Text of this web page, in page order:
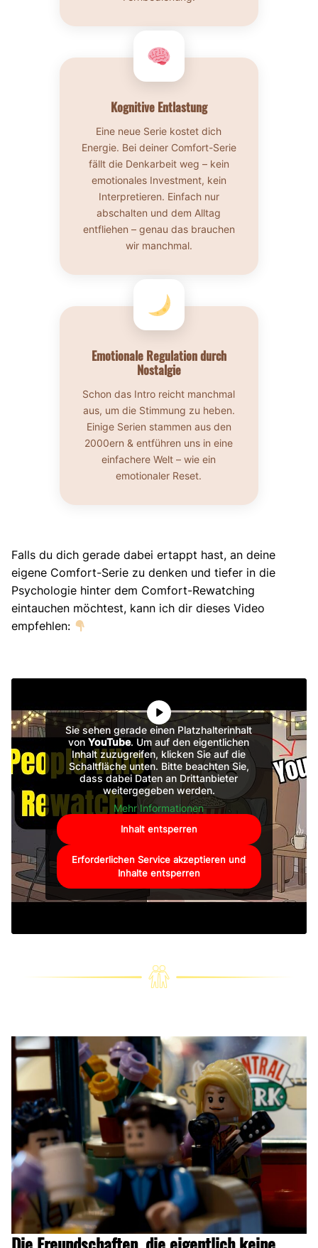
Kognitive Entlastung
Eine neue Serie kostet dich
Energie. Bei deiner Comfort-Serie
fällt die Denkarbeit weg – kein
emotionales Investment, kein
Interpretieren. Einfach nur
abschalten und dem Alltag
entfliehen – genau das brauchen
wir manchmal.
Emotionale Regulation durch
Nostalgie
Schon das Intro reicht manchmal
aus, um die Stimmung zu heben.
Einige Serien stammen aus den
2000ern & entführen uns in eine
einfachere Welt – wie ein
emotionaler Reset.
Falls du dich gerade dabei ertappt hast, an deine
eigene Comfort-Serie zu denken und tiefer in die
Psychologie hinter dem Comfort-Rewatching
eintauchen möchtest, kann ich dir dieses Video
empfehlen:
Sie sehen gerade einen Platzhalterinhalt
vonYouTube. Um auf den eigentlichen
Inhalt zuzugreifen, klicken Sie auf die
Schaltfläche unten. Bitte beachten Sie,
dass dabei Daten an Drittanbieter
weitergegeben werden.
Mehr Informationen
Inhalt entsperren
Erforderlichen Service akzeptieren und
Inhalte entsperren